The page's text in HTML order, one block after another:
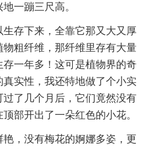
一蹦三尺高。
生存下来，全靠它那又大又厚
粗纤维，那纤维里存有大量
一年多！这可是植物界的奇
实性，我还特地做了个小实
了几个月后，它们竟然没有
部开出了一朵红色的小花。
，没有梅花的婀娜多姿，更